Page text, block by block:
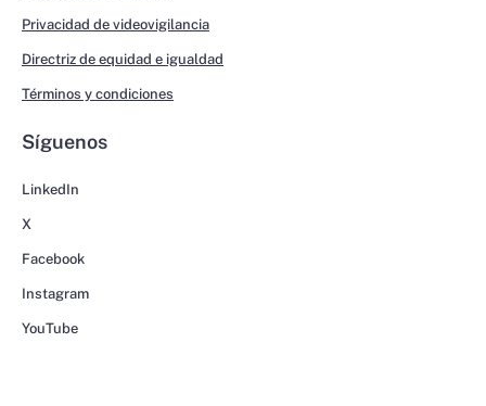
Privacidad de videovigilancia
Directriz de equidad e igualdad
Términos y condiciones
Síguenos
LinkedIn
X
Facebook
Instagram
YouTube